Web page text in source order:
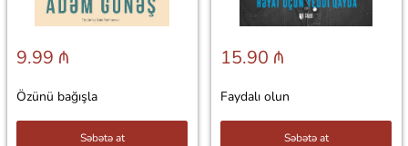
9.99 ₼
Özünü bağışla
Səbətə at
15.90 ₼
Faydalı olun
Səbətə at